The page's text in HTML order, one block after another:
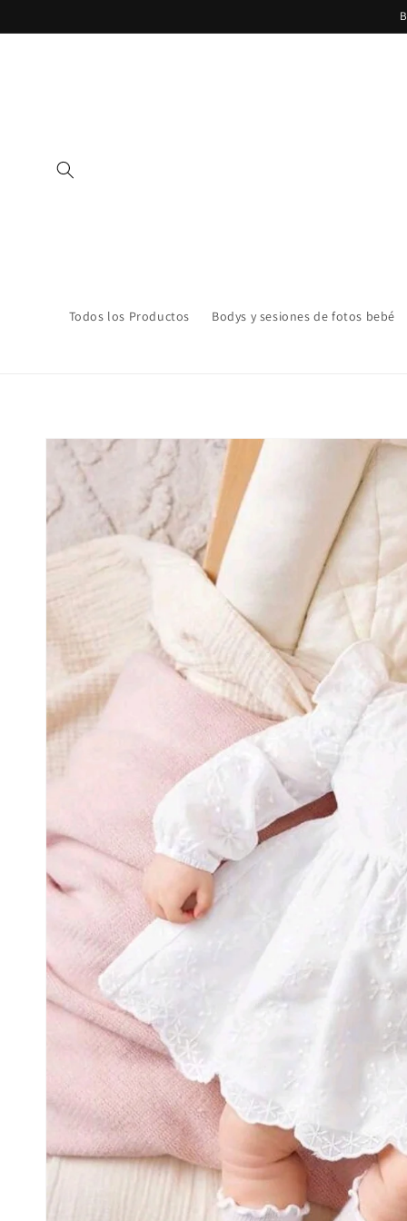
al contenido
Todos los Productos Bodys y sesiones de fotos bebé
directamente
a la
información
del producto